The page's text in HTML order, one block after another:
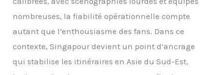
nombreuses, la fiabilité opérationnelle compte
autant que l’enthousiasme des fans. Dans ce
contexte, Singapour devient un point d’ancrage
qui stabilise les itinéraires en Asie du Sud-Est,